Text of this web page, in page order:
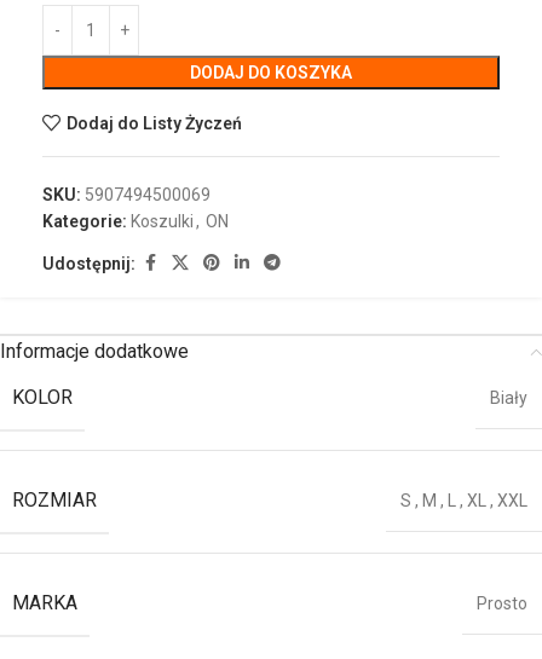
DODAJ DO KOSZYKA
Dodaj do Listy Życzeń
SKU: 5907494500069
Kategorie: Koszulki, ON
Udostępnij:
Informacje dodatkowe
KOLOR
Biały
ROZMIAR S , M , , XL , XXL
MARKA Prosto